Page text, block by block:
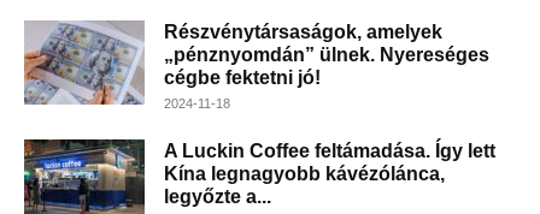
Részvénytársaságok, amelyek
„pénznyomdán” ülnek. Nyereséges
cégbe fektetni jó!
2024-11-18
A Luckin Coffee feltámadása. Így lett
Kína legnagyobb kávézólánca,
legyőzte a...